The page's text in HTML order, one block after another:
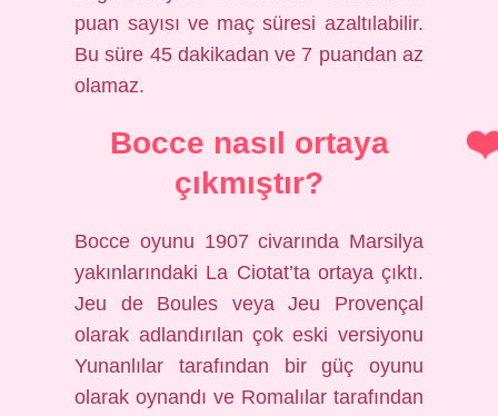
puan sayısı ve maç süresi azaltılabilir.
Bu süre 45 dakikadan ve 7 puandan az
olamaz.
Bocce nasıl ortaya
çıkmıştır?
Bocce oyunu 1907 civarında Marsilya
yakınlarındaki La Ciotat’ta ortaya çıktı.
Jeu de Boules veya Jeu Provençal
olarak adlandırılan çok eski versiyonu
Yunanlılar tarafından bir güç oyunu
olarak oynandı ve Romalılar tarafından